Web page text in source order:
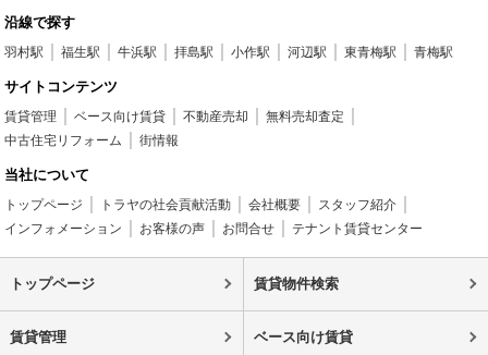
沿線で探す
羽村駅 福生駅 牛浜駅 拝島駅 小作駅 河辺駅 東青梅駅 青梅駅
サイトコンテンツ
賃貸管理 ベース向け賃貸 不動産売却
無料売却査定
中古住宅リフォーム
街情報
当社について
トップページ トラヤの社会貢献活動 会社概要
スタッフ紹介
インフォメーション
お客様の声 お問合せ テナント賃貸センター
トップページ 賃貸物件検索
賃貸管理 ベース向け賃貸